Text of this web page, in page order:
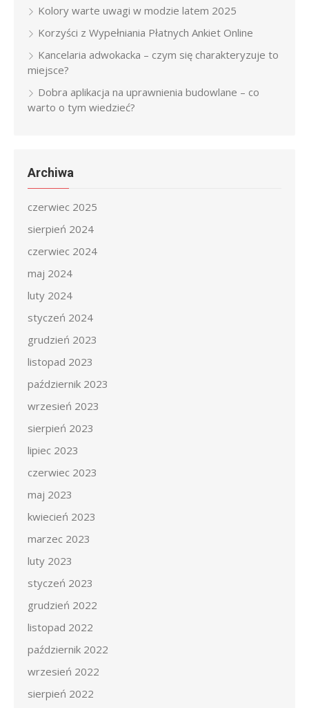
Kolory warte uwagi w modzie latem 2025
Korzyści z Wypełniania Płatnych Ankiet Online
Kancelaria adwokacka – czym się charakteryzuje to
miejsce?
Dobra aplikacja na uprawnienia budowlane – co
warto o tym wiedzieć?
Archiwa
czerwiec 2025
sierpień 2024
czerwiec 2024
maj 2024
luty 2024
styczeń 2024
grudzień 2023
listopad 2023
październik 2023
wrzesień 2023
sierpień 2023
lipiec 2023
czerwiec 2023
maj 2023
kwiecień 2023
marzec 2023
luty 2023
styczeń 2023
grudzień 2022
listopad 2022
październik 2022
wrzesień 2022
sierpień 2022